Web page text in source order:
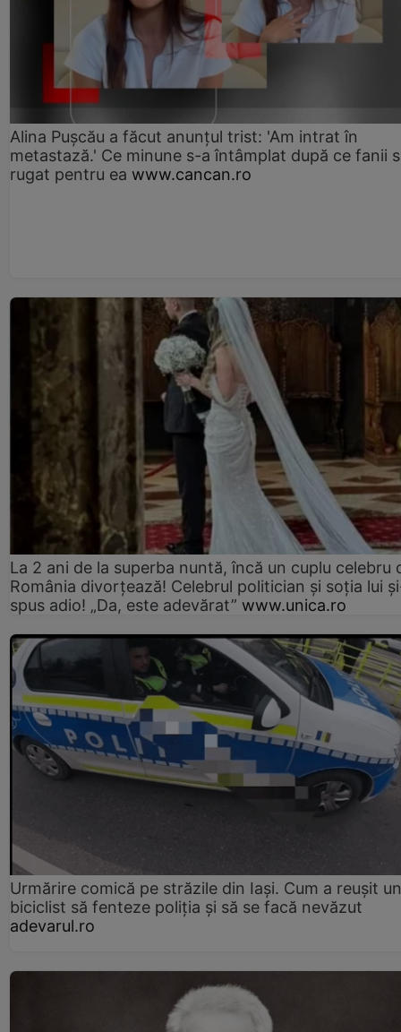
Alina Pușcău a făcut anunțul trist: 'Am intrat în
metastază.' Ce minune s-a întâmplat după ce fanii
rugat pentru ea www.cancan.ro
La 2 ani de la superba nuntă, încă un cuplu celebru
România divorțează! Celebrul politician și soția lui
spus adio! „Da, este adevărat” www.unica.ro
Urmărire comică pe străzile din Iași. Cum a reușit un
biciclist să fenteze poliția și să se facă nevăzut
adevarul.ro